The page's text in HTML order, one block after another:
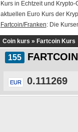
Kurs in Echtzeit und
aktuellen Euro Kurs der
Fartcoin/Franken: Die
Coin kurs » Fartcoin Kurs
FARTCOIN
EUR 0.111269